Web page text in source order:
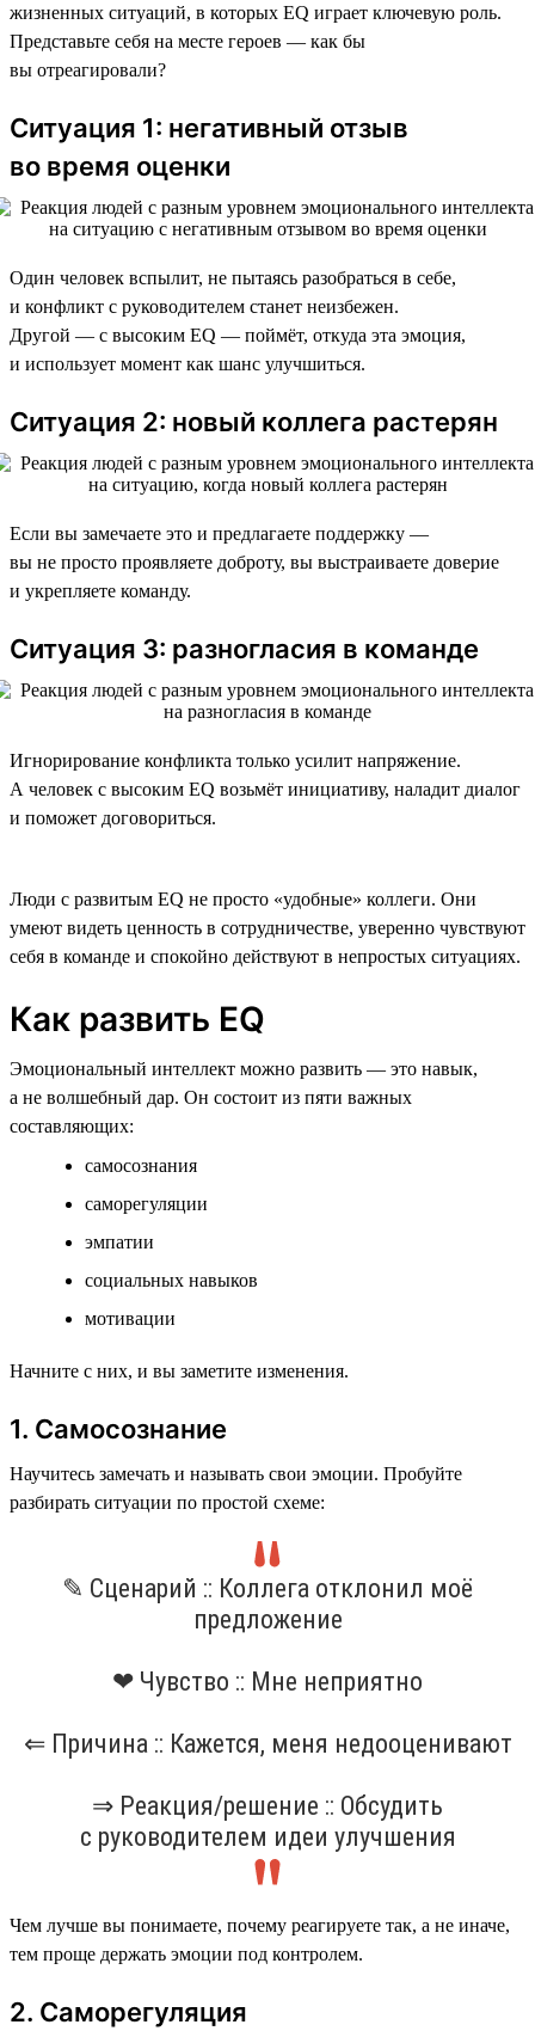
жизненных ситуаций, в которых EQ играет ключевую роль.
Представьте себя на месте героев — как бы
вы отреагировали?
Ситуация 1: негативный отзыв
во время оценки
Один человек вспылит, не пытаясь разобраться в себе,
и конфликт с руководителем станет неизбежен.
Другой — с высоким EQ — поймёт, откуда эта эмоция,
и использует момент как шанс улучшиться.
Ситуация 2: новый коллега растерян
Если вы замечаете это и предлагаете поддержку —
вы не просто проявляете доброту, вы выстраиваете доверие
и укрепляете команду.
Ситуация 3: разногласия в команде
Игнорирование конфликта только усилит напряжение.
А человек с высоким EQ возьмёт инициативу, наладит диалог
и поможет договориться.
Люди с развитым EQ не просто «удобные» коллеги. Они
умеют видеть ценность в сотрудничестве, уверенно чувствуют
себя в команде и спокойно действуют в непростых ситуациях.
Как развить EQ
Эмоциональный интеллект можно развить — это навык,
а не волшебный дар. Он состоит из пяти важных
составляющих:
самосознания
саморегуляции
эмпатии
социальных навыков
мотивации
Начните с них, и вы заметите изменения.
1. Самосознание
Научитесь замечать и называть свои эмоции. Пробуйте
разбирать ситуации по простой схеме:
✎ Сценарий :: Коллега отклонил моё
предложение
❤ Чувство :: Мне неприятно
⇐ Причина :: Кажется, меня недооценивают
⇒ Реакция/решение :: Обсудить
с руководителем идеи улучшения
Чем лучше вы понимаете, почему реагируете так, а не иначе,
тем проще держать эмоции под контролем.
2. Саморегуляция